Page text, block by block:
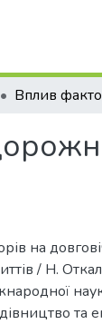
на
/ Н.
та